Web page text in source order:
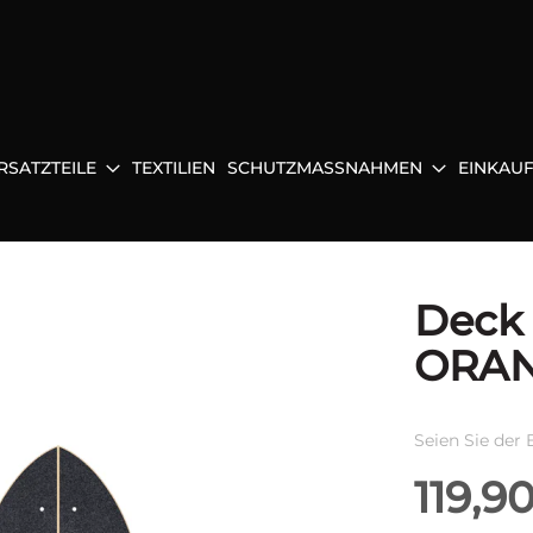
TEXTILIEN SCHUTZMASSNAHMEN
Seien Sie der